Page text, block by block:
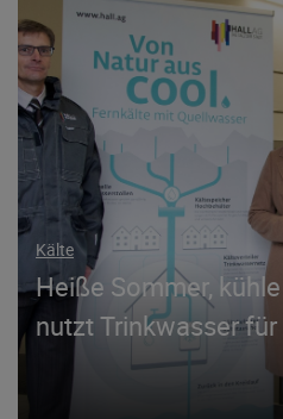
Kälte
Heiße Sommer,
nutzt Trinkwasser